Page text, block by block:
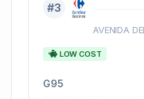
#3
AVENIDA
LOW COST
G95